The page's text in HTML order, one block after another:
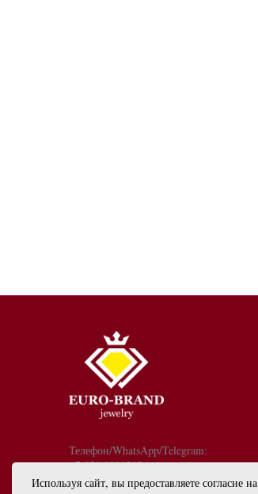
Используя сайт, вы предоставляете согласие на
Телефон/WhatsApp/Telegram:
+7 921 9081213
График работы: с 10:00 до 18:00